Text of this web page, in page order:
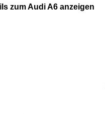
zum Audi A6 anzeigen